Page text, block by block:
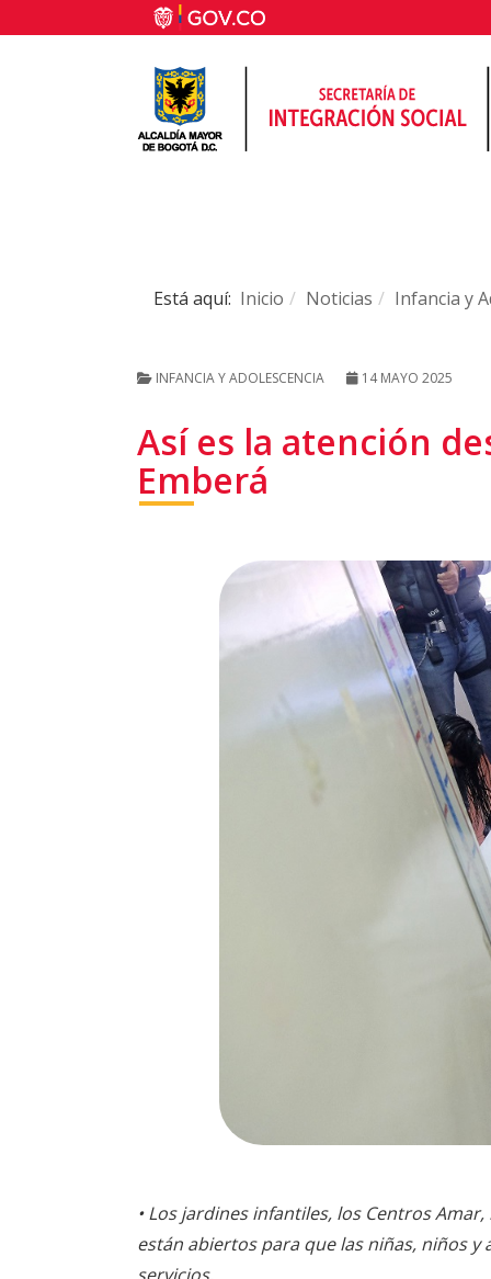
Está aquí: Inicio Noticias Infancia y
INFANCIA Y ADOLESCENCIA 14 MAYO 2025
Así es la atención
Emberá
• Los jardines infantiles, los Centros
están abiertos para que las niñas, niños y